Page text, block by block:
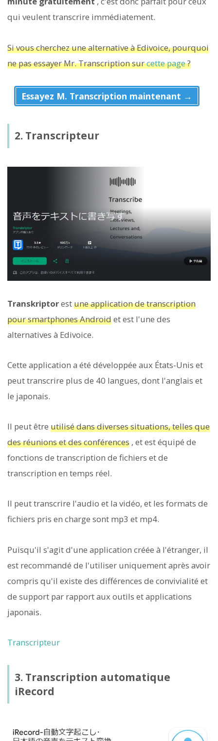
qui veulent transcrire immédiatement.
Si vous cherchez une alternative à Edivoice, pourquoi
ne pas essayer Mr. Transcription surcette page?
Essayez M. Transcription maintenant →
2. Transcripteur
Transkriptorestune application de transcription
pour smartphones Androidet est l'une des
alternatives à Edivoice.
Cette application a été développée aux États-Unis et
peut transcrire plus de 40 langues, dont l'anglais et
le japonais.
Il peut être utilisé dans diverses situations, telles que
des réunions et des conférences , et est équipé de
fonctions de transcription de fichiers et de
transcription en temps réel.
Il peut transcrire l'audio et la vidéo, et les formats de
fichiers pris en charge sont mp3 et mp4.
Puisqu'il s'agit d'une application créée à l'étranger, il
est recommandé de l'utiliser uniquement après avoir
compris qu'il existe des différences de convivialité et
de support par rapport aux outils et applications
japonais.
Transcripteur
3. Transcription automatique
iRecord